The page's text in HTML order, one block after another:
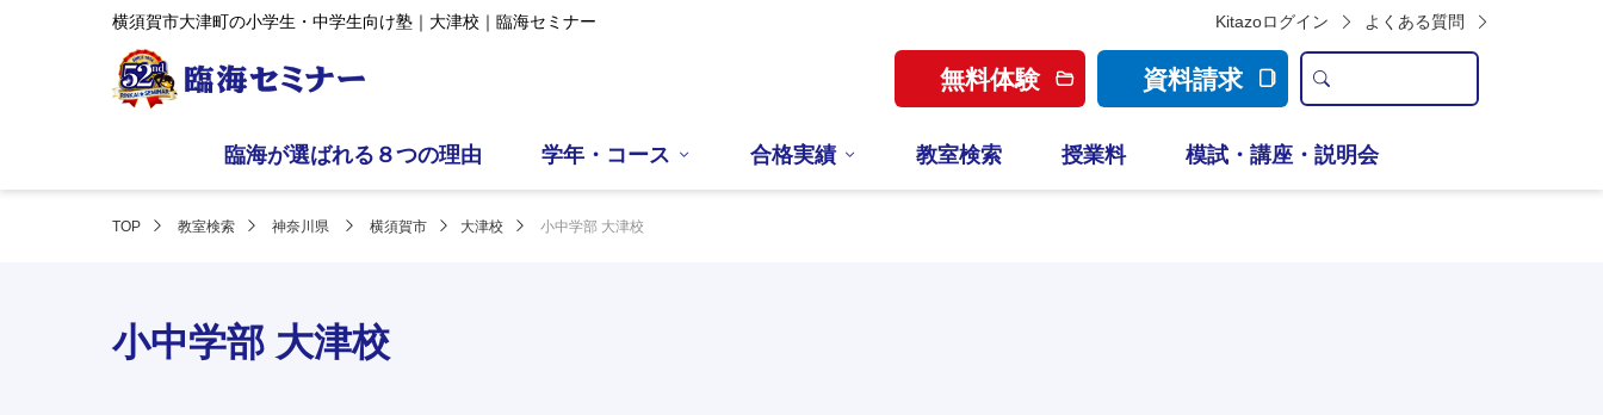
横須賀市大津町の小学生・中学生向け塾｜大津校｜臨海セミナー Kitazoログイン よくある質問
無料体験 資料請求
臨海が選ばれる８つの理由 学年・コース 合格実績 教室検索 授業料 模試・講座・説明会
TOP 教室検索 神奈川県 横須賀市 大津校 小中学部 大津校
小中学部 大津校